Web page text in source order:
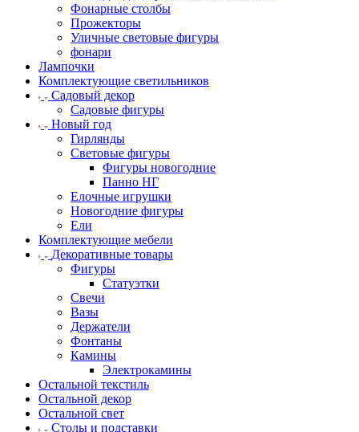
Фонарные столбы
Прожекторы
Уличные световые фигуры
фонари
Лампочки
Комплектующие светильников
Садовый декор
Садовые фигуры
Новый год
Гирлянды
Световые фигуры
Фигуры новогодние
Панно НГ
Елочные игрушки
Новогодние фигуры
Ели
Комплектующие мебели
Декоративные товары
Фигуры
Статуэтки
Свечи
Вазы
Держатели
Фонтаны
Камины
Электрокамины
Остальной текстиль
Остальной декор
Остальной свет
Столы и подставки